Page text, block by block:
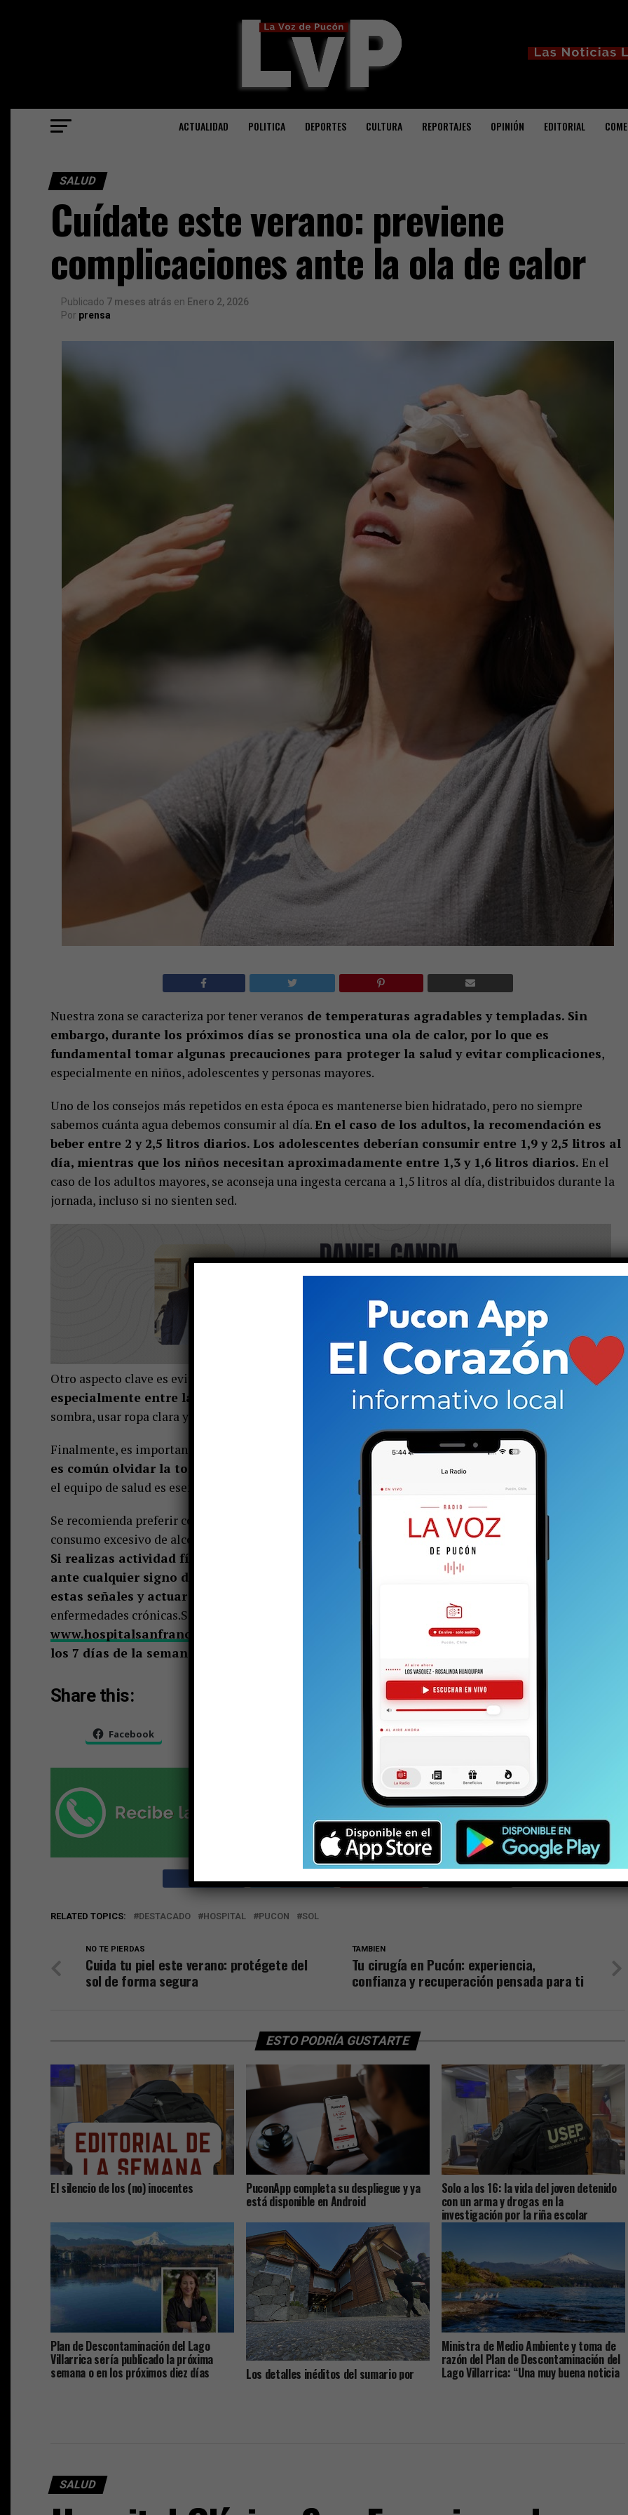
ACTUALIDAD POLITICA DEPORTES CULTURA REPORTAJES OPINIÓN EDITORIAL
SALUD
Cuídate este verano: previene
complicaciones ante la ola de calor
Publicado 7 meses atrás en Enero 2, 2026
Por prensa
Nuestra zona se caracteriza por tener veranos de temperaturas agradables y templadas. Sin
embargo, durante los próximos días se pronostica una ola de calor, por lo que es
fundamental tomar algunas precauciones para proteger la salud y evitar complicaciones,
especialmente en niños, adolescentes y personas mayores.
Uno de los consejos más repetidos en esta época es mantenerse bien hidratado, pero no siempre
sabemos cuánta agua debemos consumir al día.En el caso de los adultos, la recomendación es
beber entre 2 y 2,5 litros diarios. Los adolescentes deberían consumir entre 1,9 y 2,5 litros al
día, mientras que los niños necesitan aproximadamente entre 1,3 y 1,6 litros diarios. En el
caso de los adultos mayores, se aconseja una ingesta cercana a 1,5 litros al día, distribuidos durante la
jornada, incluso si no sienten sed.
Otro aspecto clave es evitar
la exposición directa al sol en los horarios de mayor radiación,
especialmente entre las 12:00 y las 16:00 horas.
Durante ese periodo, se recomienda buscar
sombra, usar ropa clara y liviana, gorro, lentes de sol y aplicar protector solar.
Finalmente, es importante
no descuidar las rutinas habituales de salud. Durante las vacaciones
es común olvidar la toma de medicamentos, pero mantener los tratamientos indicados
el equipo de salud es esencial para prevenir descompensaciones.
Se recomienda preferir comidas livianas, como frutas y verduras con alto contenido de agua, evitar el
consumo excesivo de alcohol y bebidas azucaradas,
y mantener los espacios ventilados o frescos.
Si realizas actividad física, procura hacerlo en horarios de menor temperatura y descansa
ante cualquier signo de mareo, cansancio extremo o dolor de cabeza. Prestar atención a
estas señales y actuar a tiempo puede marcar la diferencia
enfermedades crónicas.Si necesitas una consulta médica de especialidad, agenda tu cita en
www.hospitalsanfranciscodepucon.cl
. Y recuerda que la urgencia está abierta las
los 7 días de la semana
Share this:
Facebook
RELATED TOPICS: DESTACADO HOSPITAL PUCON SOL
TAMBIEN
Tu cirugía en Pucón: experiencia,
confianza y recuperación pensada para ti
NO TE PIERDAS
Cuida tu piel este verano: protégete del
sol de forma segura
ESTO PODRÍA GUSTARTE
El silencio de los (no) inocentes PuconApp completa su despliegue y ya
está disponible en Android
Solo a los 16: la vida del joven detenido
con un arma y drogas en la
investigación por la riña escolar
Plan de Descontaminación del Lago
Villarrica sería publicado la próxima
semana o en los próximos diez días Los detalles inéditos del sumario por
Ministra de Medio Ambiente y toma de
razón del Plan de Descontaminación del
Lago Villarrica: “Una muy buena noticia
SALUD